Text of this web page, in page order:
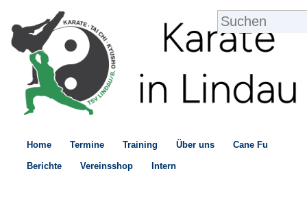
Home Termine Training Über uns Cane Fu
Berichte Vereinsshop Intern